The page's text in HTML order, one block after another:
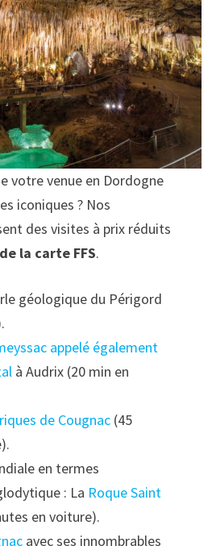
votre venue en Dordogne
iconiques ? Nos
des visites à prix réduits
la carte FFS.
géologique du Périgord
appelé également
à Audrix (20 min en
de Cougnac(45
en termes
: La Roque Saint
en voiture).
avec ses innombrables